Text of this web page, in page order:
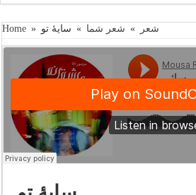
Home » شعر » شعر شما » سایۀ تو